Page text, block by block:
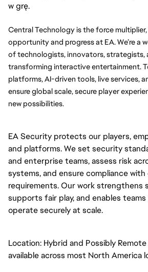
w grę.
Central Technology is the force
opportunity and progress at EA. We’re a
of technologists, innovators, strategists,
transforming interactive entertainment.
platforms, AI-driven tools, live services,
ensure global scale, secure player
new possibilities.
EA Security protects our players,
and platforms. We set security
and enterprise teams, assess risk
systems, and ensure compliance with
requirements. Our work strengthens
supports fair play, and enables
operate securely at scale.
Location: Hybrid and Possibly
available across most North America